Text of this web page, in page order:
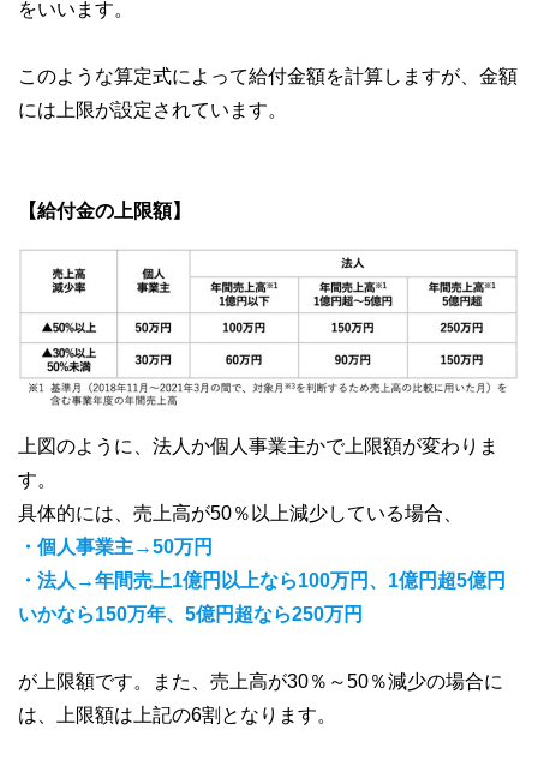
をいいます。
このような算定式によって給付金額を計算しますが、金額
には上限が設定されています。
【給付金の上限額】
上図のように、法人か個人事業主かで上限額が変わりま
す。
具体的には、売上高が50％以上減少している場合、
・個人事業主→50万円
・法人→年間売上1億円以上なら100万円、1億円超5億円
いかなら150万年、5億円超なら250万円
が上限額です。また、売上高が30％～50％減少の場合に
は、上限額は上記の6割となります。